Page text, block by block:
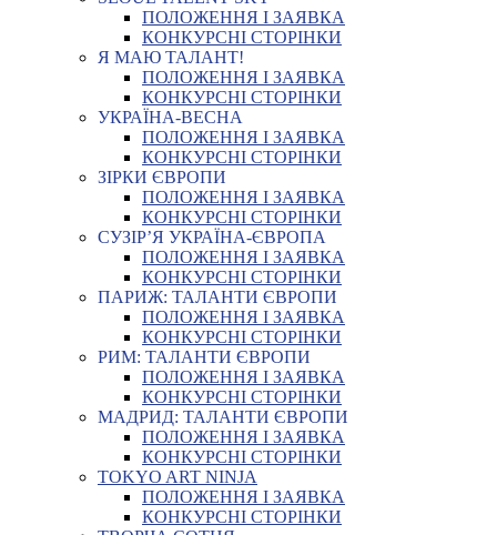
ПОЛОЖЕННЯ І ЗАЯВКА
КОНКУРСНІ СТОРІНКИ
Я МАЮ ТАЛАНТ!
ПОЛОЖЕННЯ І ЗАЯВКА
КОНКУРСНІ СТОРІНКИ
УКРАЇНА-ВЕСНА
ПОЛОЖЕННЯ І ЗАЯВКА
КОНКУРСНІ СТОРІНКИ
ЗІРКИ ЄВРОПИ
ПОЛОЖЕННЯ І ЗАЯВКА
КОНКУРСНІ СТОРІНКИ
СУЗІР’Я УКРАЇНА-ЄВРОПА
ПОЛОЖЕННЯ І ЗАЯВКА
КОНКУРСНІ СТОРІНКИ
ПАРИЖ: ТАЛАНТИ ЄВРОПИ
ПОЛОЖЕННЯ І ЗАЯВКА
КОНКУРСНІ СТОРІНКИ
РИМ: ТАЛАНТИ ЄВРОПИ
ПОЛОЖЕННЯ І ЗАЯВКА
КОНКУРСНІ СТОРІНКИ
МАДРИД: ТАЛАНТИ ЄВРОПИ
ПОЛОЖЕННЯ І ЗАЯВКА
КОНКУРСНІ СТОРІНКИ
TOKYO ART NINJA
ПОЛОЖЕННЯ І ЗАЯВКА
КОНКУРСНІ СТОРІНКИ